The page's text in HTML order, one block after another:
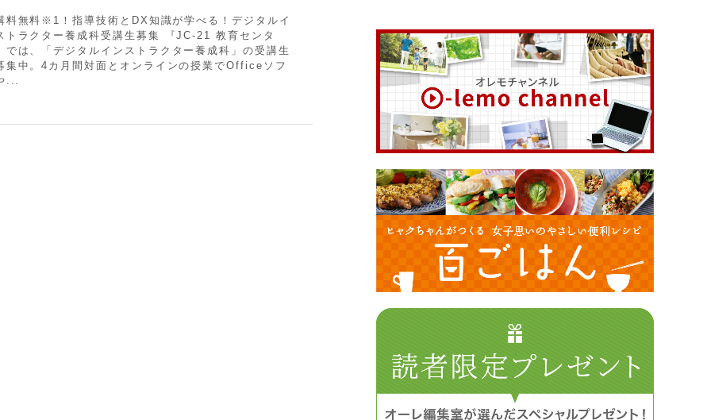
料無料※1！指導技術とDX知識が学べる！デジタルイ
トラクター養成科受講生募集 『JC-21 教育センタ
では、「デジタルインストラクター養成科」の受講生
集中。4カ月間対面とオンラインの授業でOfficeソフ
...